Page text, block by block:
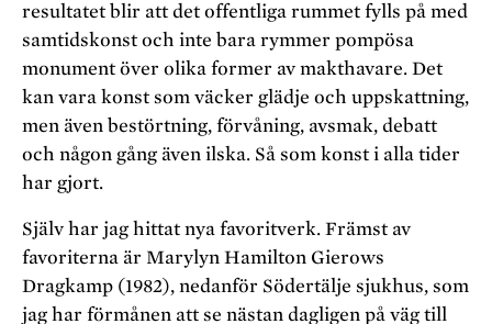
resultatet blir att det offentliga rummet fylls på med
samtidskonst och inte bara rymmer pompösa
monument över olika former av makthavare. Det
kan vara konst som väcker glädje och uppskattning,
men även bestörtning, förvåning, avsmak, debatt
och någon gång även ilska. Så som konst i alla tider
har gjort.
Själv har jag hittat nya favoritverk. Främst av
favoriterna är Marylyn Hamilton Gierows
Dragkamp (1982), nedanför Södertälje sjukhus, som
jag har förmånen att se nästan dagligen på väg till